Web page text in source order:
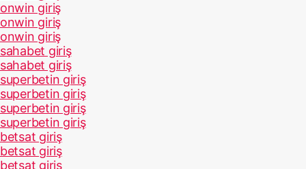
onwin giriş
onwin giriş
onwin giriş
sahabet giriş
sahabet giriş
superbetin giriş
superbetin giriş
superbetin giriş
superbetin giriş
betsat giriş
betsat giriş
betsat giriş